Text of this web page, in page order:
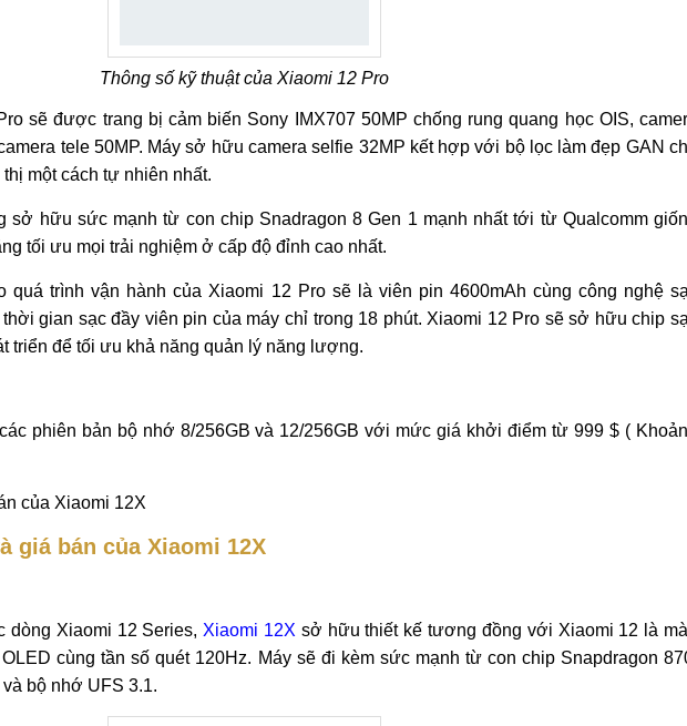
Thông số kỹ thuật của Xiaomi 12 Pro
sẽ được trang bị cảm biến Sony IMX707 50MP chống rung quang học OIS,
tele 50MP. Máy sở hữu camera selfie 32MP kết hợp với bộ lọc làm đẹp GAN
một cách tự nhiên nhất.
sở hữu sức mạnh từ con chip Snadragon 8 Gen 1 mạnh nhất tới từ Qualcomm
tối ưu mọi trải nghiệm ở cấp độ đỉnh cao nhất.
quá trình vận hành của Xiaomi 12 Pro sẽ là viên pin 4600mAh cùng công nghệ
gian sạc đầy viên pin của máy chỉ trong 18 phút. Xiaomi 12 Pro sẽ sở hữu chip
triển để tối ưu khả năng quản lý năng lượng.
phiên bản bộ nhớ 8/256GB và 12/256GB với mức giá khởi điểm từ 999 $ (
của Xiaomi 12X
giá bán của Xiaomi 12X
dòng Xiaomi 12 Series, Xiaomi 12X sở hữu thiết kế tương đồng với Xiaomi 12 là
cùng tần số quét 120Hz. Máy sẽ đi kèm sức mạnh từ con chip Snapdragon
bộ nhớ UFS 3.1.